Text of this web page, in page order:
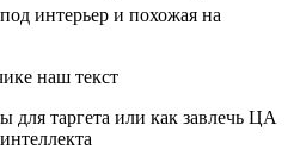
интерьер и похожая на
наш текст